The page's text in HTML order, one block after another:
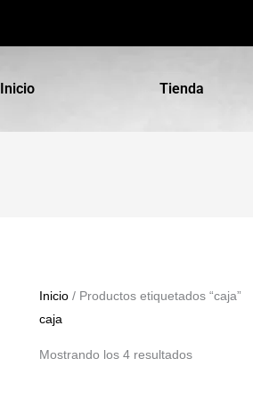
Inicio Tienda
Inicio / Productos etiquetados “caja”
caja
Mostrando los 4 resultados